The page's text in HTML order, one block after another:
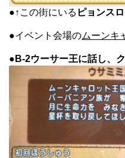
●↑この街にいる ピョンス
●イベント会場のムーンキ
● B-2ウーサー王に話し、